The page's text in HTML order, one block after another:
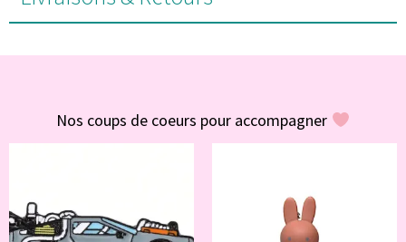
Nos coups de coeurs pour accompagner